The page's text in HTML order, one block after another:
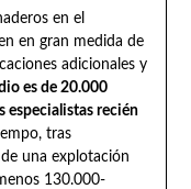
en el
en gran medida de
adicionales y
es de 20.000
especialistas recién
tras
una explotación
130.000-